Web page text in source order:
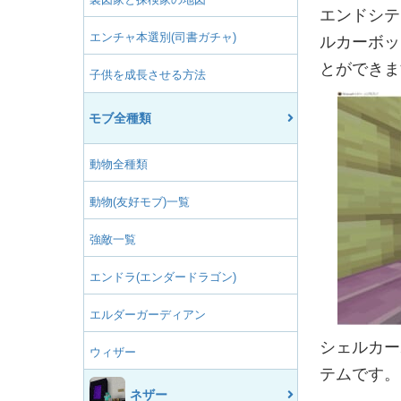
エンチャ本選別(司書ガチャ)
子供を成長させる方法
モブ全種類
動物全種類
動物(友好モブ)一覧
強敵一覧
エンドラ(エンダードラゴン)
エルダーガーディアン
ウィザー
ネザー
エンドシ
ルカーボ
とができ
シェルカ
テムです